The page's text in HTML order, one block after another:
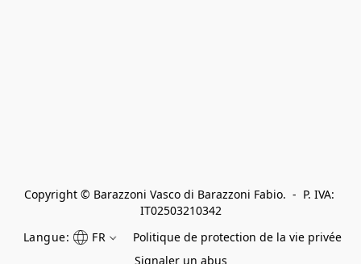
Copyright © Barazzoni Vasco di Barazzoni Fabio.  -  P. IVA:
IT02503210342
Langue:
FR
Politique de protection de la vie privée
Signaler un abus